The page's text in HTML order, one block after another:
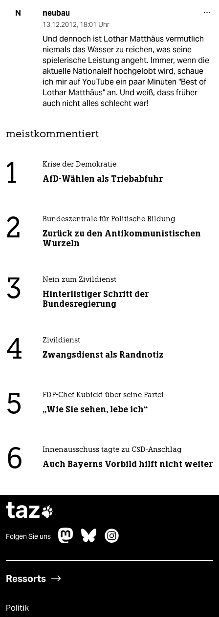
N neubau
13.12.2012, 18:01 Uhr
Und dennoch ist Lothar Matthäus vermutlich
niemals das Wasser zu reichen, was seine
spielerische Leistung angeht. Immer, wenn die
aktuelle Nationalelf hochgelobt wird, schaue
ich mir auf YouTube ein paar Minuten "Best of
Lothar Matthäus" an. Und weiß, dass früher
auch nicht alles schlecht war!
meistkommentiert
1 Krise der Demokratie
AfD-Wählen als Triebabfuhr
2 Bundeszentrale für Politische Bildung
Zurück zu den Antikommunistischen
Wurzeln
3 Nein zum Zivildienst
Hinterlistiger Schritt der
Bundesregierung
4 Zivildienst
Zwangsdienst als Randnotiz
5 FDP-Chef Kubicki über seine Partei
„Wie Sie sehen, lebe ich“
6 Innenausschuss tagte zu CSD-Anschlag
Auch Bayerns Vorbild hilft nicht weiter
taz
Folgen Sie uns
Ressorts
Politik